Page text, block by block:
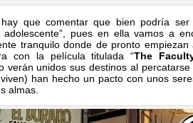
que comentar que bien podría
adolescente”, pues en ella vamos a
tranquilo donde de pronto
con la película titulada “The
verán unidos sus destinos al
han hecho un pacto con unos
almas.